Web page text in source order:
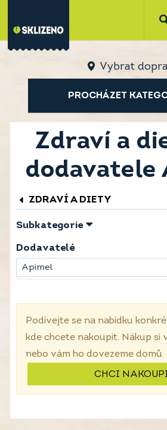
Vybrat
PROCHÁZET
Zdraví a
dodavatele
ZDRAVÍ A DIETY
Subkategorie
Dodavatelé
Apimel
Podívejte se na nabídku
kde chcete nakoupit. Nákup si
nebo vám ho dovezeme domů.
CHCI